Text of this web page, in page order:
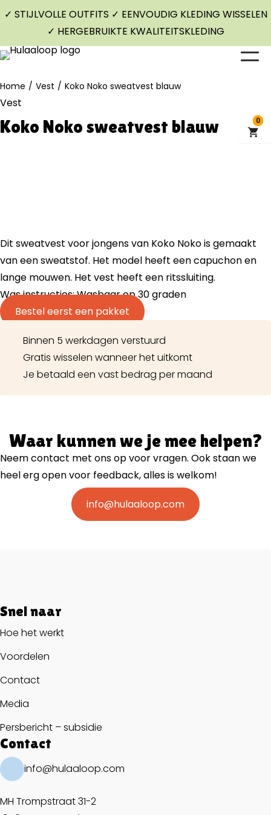
✓ STIJLVOLLE OUTFITS ✓ EENVOUDIG KLEDING WISSELEN
✓ HERGEBRUIKTE KWALITEITSKLEDING
Home / Vest / Koko Noko sweatvest blauw
Vest
Koko Noko sweatvest blauw
Dit sweatvest voor jongens van Koko Noko is gemaakt
van een sweatstof. Het model heeft een capuchon en
lange mouwen. Het vest heeft een ritssluiting.
Was instructies: Wasbaar op 30 graden
Bestel eerst een pakket
Binnen 5 werkdagen verstuurd
Gratis wisselen wanneer het uitkomt
Je betaald een vast bedrag per maand
Waar kunnen we je mee helpen?
Neem contact met ons op voor vragen. Ook staan we
heel erg open voor feedback, alles is welkom!
info@hulaaloop.com
Snel naar
Hoe het werkt
Voordelen
Contact
Media
Persbericht – subsidie
Contact
info@hulaaloop.com
MH Trompstraat 31-2
0